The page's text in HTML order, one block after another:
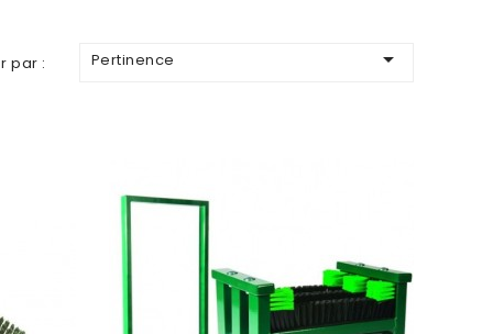
par : Pertinence 